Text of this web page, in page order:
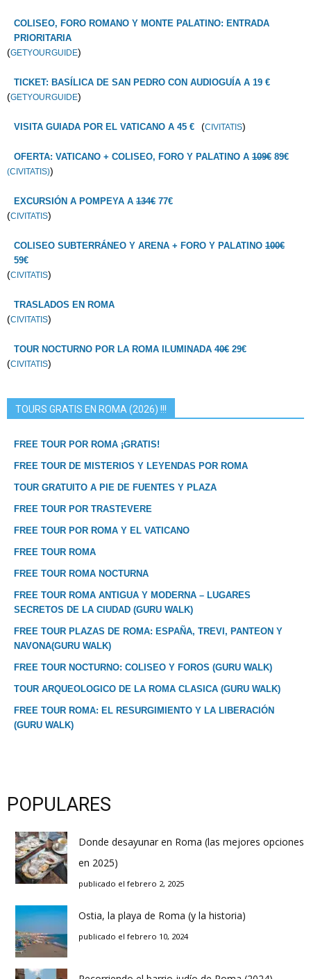
COLISEO, FORO ROMANO Y MONTE PALATINO: ENTRADA
PRIORITARIA
(GETYOURGUIDE)
TICKET: BASÍLICA DE SAN PEDRO CON AUDIOGUÍA A 19 €
(GETYOURGUIDE)
VISITA GUIADA POR EL VATICANO A 45 € (CIVITATIS)
OFERTA: VATICANO + COLISEO, FORO Y PALATINO A 109€ 89€
(CIVITATIS))
EXCURSIÓN A POMPEYA A 134€ 77€
(CIVITATIS)
COLISEO SUBTERRÁNEO Y ARENA + FORO Y PALATINO 100€
59€
(CIVITATIS)
TRASLADOS EN ROMA
(CIVITATIS)
TOUR NOCTURNO POR LA ROMA ILUMINADA 40€ 29€
(CIVITATIS)
TOURS GRATIS EN ROMA (2026) !!!
FREE TOUR POR ROMA ¡GRATIS!
FREE TOUR DE MISTERIOS Y LEYENDAS POR ROMA
TOUR GRATUITO A PIE DE FUENTES Y PLAZA
FREE TOUR POR TRASTEVERE
FREE TOUR POR ROMA Y EL VATICANO
FREE TOUR ROMA
FREE TOUR ROMA NOCTURNA
FREE TOUR ROMA ANTIGUA Y MODERNA – LUGARES
SECRETOS DE LA CIUDAD (GURU WALK)
FREE TOUR PLAZAS DE ROMA: ESPAÑA, TREVI, PANTEON Y
NAVONA(GURU WALK)
FREE TOUR NOCTURNO: COLISEO Y FOROS (GURU WALK)
TOUR ARQUEOLOGICO DE LA ROMA CLASICA (GURU WALK)
FREE TOUR ROMA: EL RESURGIMIENTO Y LA LIBERACIÓN
(GURU WALK)
POPULARES
Donde desayunar en Roma (las mejores opciones
en 2025)
publicado el febrero 2, 2025
Ostia, la playa de Roma (y la historia)
publicado el febrero 10, 2024